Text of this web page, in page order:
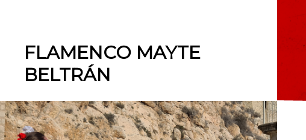
FLAMENCO MAYTE
BELTRÁN